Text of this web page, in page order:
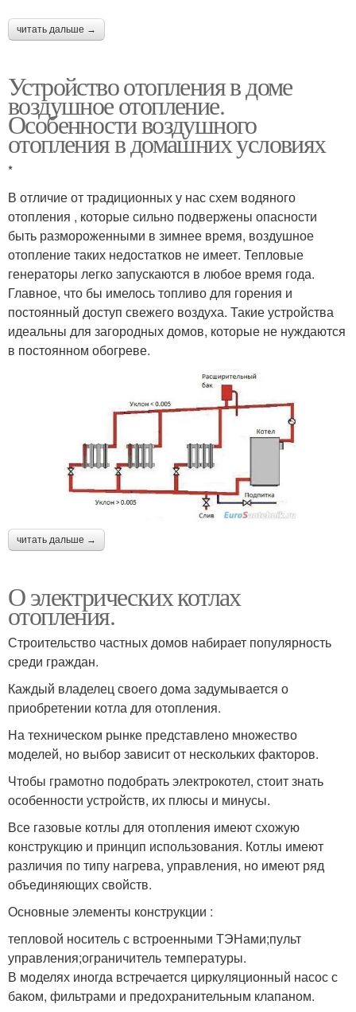
читать дальше →
Устройство отопления в доме
воздушное отопление.
Особенности воздушного
отопления в домашних условиях
*
В отличие от традиционных у нас схем водяного
отопления , которые сильно подвержены опасности
быть размороженными в зимнее время, воздушное
отопление таких недостатков не имеет. Тепловые
генераторы легко запускаются в любое время года.
Главное, что бы имелось топливо для горения и
постоянный доступ свежего воздуха. Такие устройства
идеальны для загородных домов, которые не нуждаются
в постоянном обогреве.
читать дальше →
О электрических котлах
отопления.
Строительство частных домов набирает популярность
среди граждан.
Каждый владелец своего дома задумывается о
приобретении котла для отопления.
На техническом рынке представлено множество
моделей, но выбор зависит от нескольких факторов.
Чтобы грамотно подобрать электрокотел, стоит знать
особенности устройств, их плюсы и минусы.
Все газовые котлы для отопления имеют схожую
конструкцию и принцип использования. Котлы имеют
различия по типу нагрева, управления, но имеют ряд
объединяющих свойств.
Основные элементы конструкции :
тепловой носитель с встроенными ТЭНами;пульт
управления;ограничитель температуры.
В моделях иногда встречается циркуляционный насос с
баком, фильтрами и предохранительным клапаном.